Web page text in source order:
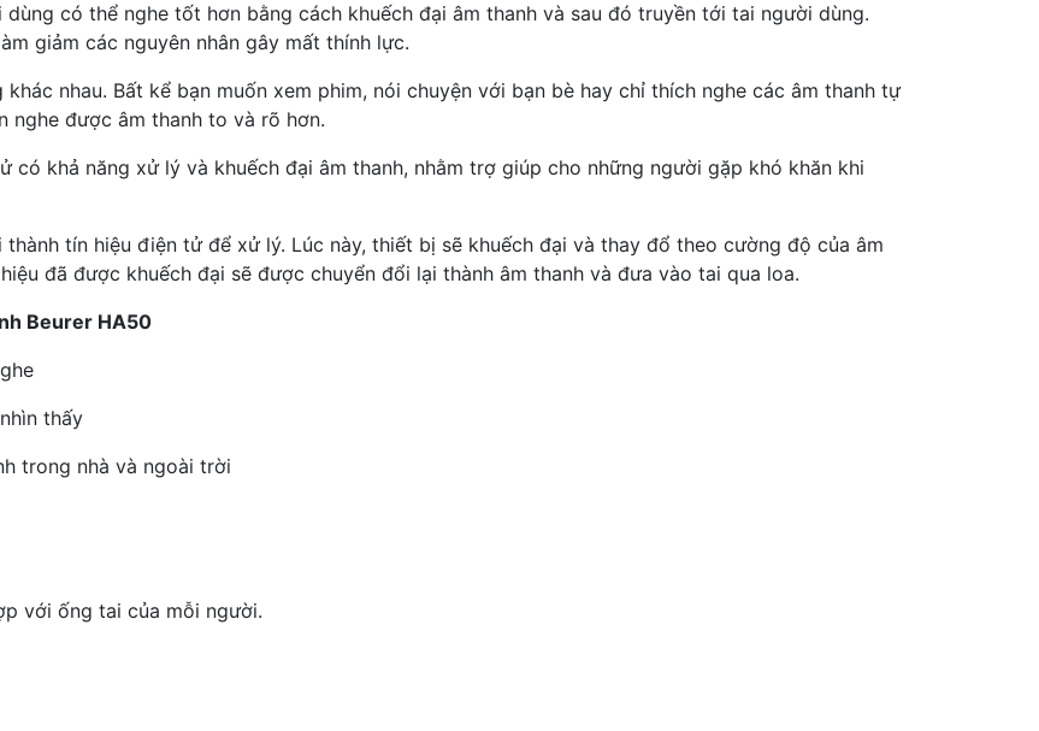
có thể nghe tốt hơn bằng cách khuếch đại âm thanh và sau đó truyền tới tai người dùng.
giảm các nguyên nhân gây mất thính lực.
nhau. Bất kể bạn muốn xem phim, nói chuyện với bạn bè hay chỉ thích nghe các âm thanh tự
nghe được âm thanh to và rõ hơn.
khả năng xử lý và khuếch đại âm thanh, nhằm trợ giúp cho những người gặp khó khăn khi
tín hiệu điện tử để xử lý. Lúc này, thiết bị sẽ khuếch đại và thay đổ theo cường độ của âm
đã được khuếch đại sẽ được chuyển đổi lại thành âm thanh và đưa vào tai qua loa.
Beurer HA50
thấy
trong nhà và ngoài trời
với ống tai của mỗi người.